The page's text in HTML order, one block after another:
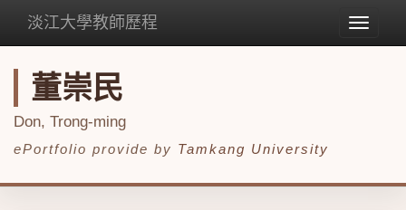
Toggle
淡江大學教師歷程
董崇民
Don, Trong-ming
ePortfolio provide by Tamkang University